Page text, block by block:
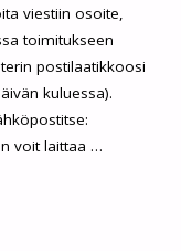
viestiin osoite,
toimitukseen
postilaatikkoosi
kuluessa).
voit laittaa …